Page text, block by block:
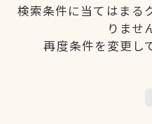
検索条件に当てはまる
りませ
再度条件を変更し